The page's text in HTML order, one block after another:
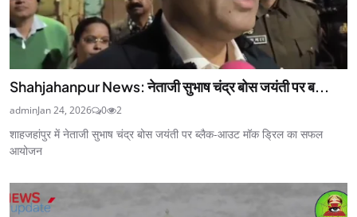
Shahjahanpur News: नेताजी सुभाष चंद्र बोस जयंती पर ब...
adminJan 24, 2026 0 2
शाहजहांपुर में नेताजी सुभाष चंद्र बोस जयंती पर ब्लैक-आउट मॉक ड्रिल का सफल
आयोजन